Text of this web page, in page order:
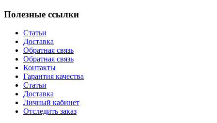
Полезные ссылки
Статьи
Доставка
Обратная связь
Обратная связь
Контакты
Гарантия качества
Статьи
Доставка
Личный кабинет
Отследить заказ